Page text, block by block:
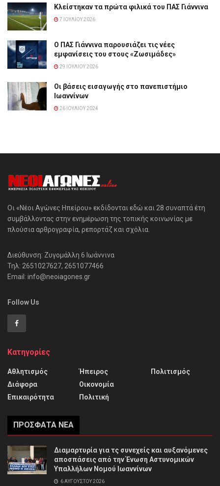
Κλείστηκαν τα πρώτα φιλικά του ΠΑΣ Γιάννινα
7 ΙΟΥΛΊΟΥ 2026
Ο ΠΑΣ Γιάννινα παρουσιάζει τις νέες
εμφανίσεις του στους «Ζωσιμάδες»
29 ΙΟΥΛΊΟΥ 2026
Οι βάσεις εισαγωγής στο πανεπιστήμιο
Ιωαννίνων
26 ΙΟΥΛΊΟΥ 2024
Οι «Νέοι Αγώνες Ηπείρου» εκδίδονται εδώ και 28 συναπτά έτη
συμβάλλοντας στην ενημέρωση της τοπικής κοινωνίας με
πλούσια αρθρογραφία, ρεπορτάζ και σχόλια.
Διεύθυνση: Ζυγομάλλη 6 Ιωάννινα
Τηλ: 2651027627, 2651077466
Email: info@neoiagones.gr
Follow Us
Κατηγορίες
Αθλητισμός
Διάφορα
Επικαιρότητα
Ήπειρος
Οικονομία
Πολιτική
Πολιτισμός
ΠΡΌΣΦΑΤΑ ΝΈΑ
Διαμαρτυρία για τς συνεχείς και αυξανόμενες
αποσπάσεις από την Ένωση Αστυνομικών
Υπαλλήλων Νομού Ιωαννίνων
6 ΑΥΓΟΎΣΤΟΥ 2026